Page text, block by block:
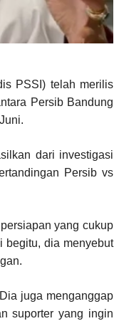
PSSI) telah merilis
Persib Bandung
dari investigasi
Persib vs
yang cukup
begitu, dia menyebut
juga menganggap
suporter yang ingin